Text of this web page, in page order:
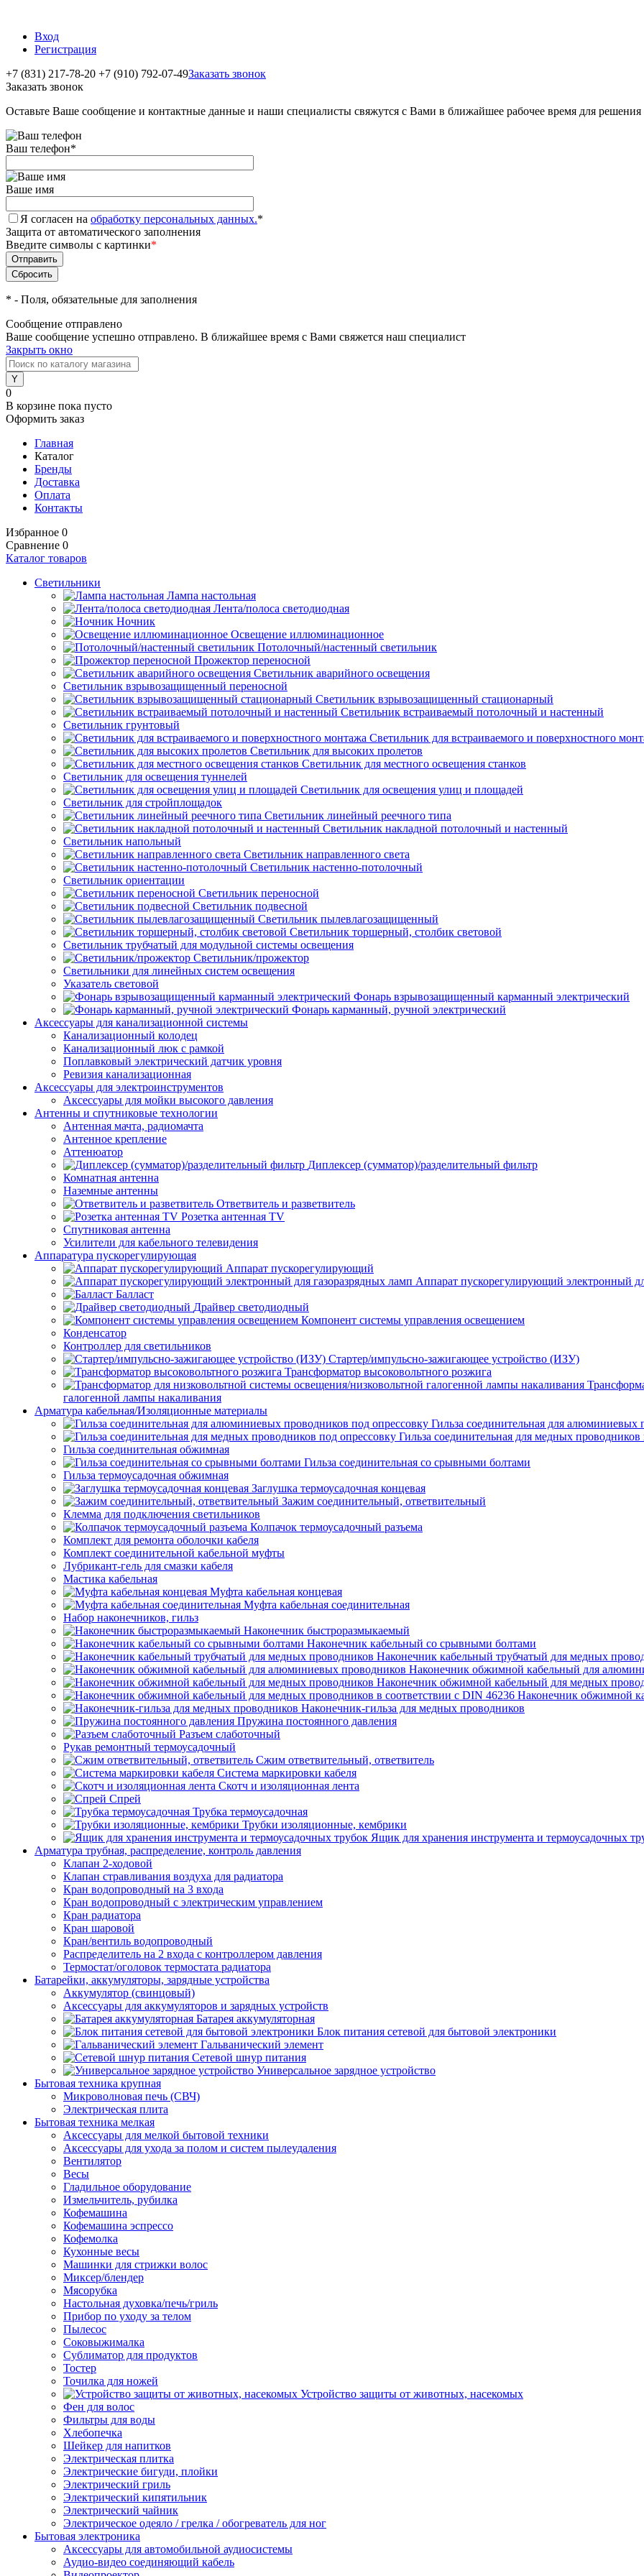
Вход
Регистрация
+7 (831) 217-78-20 +7 (910) 792-07-49Заказать звонок
Заказать звонок
Оставьте Ваше сообщение и контактные данные и наши специалисты свяжутся с Вами в ближайшее рабочее время для
Ваш телефон*
Ваше имя
Я согласен на обработку персональных данных.*
Защита от автоматического заполнения
Введите символы с картинки*
* - Поля, обязательные для заполнения
Сообщение отправлено
Ваше сообщение успешно отправлено. В ближайшее время с Вами свяжется наш специалист
Закрыть окно
0
В корзине пока пусто
Оформить заказ
Главная
Каталог
Бренды
Доставка
Оплата
Контакты
Избранное 0
Сравнение 0
Каталог товаров
Светильники
Лампа настольная
Лента/полоса светодиодная
Ночник
Освещение иллюминационное
Потолочный/настенный светильник
Прожектор переносной
Светильник аварийного освещения
Светильник взрывозащищенный переносной
Светильник взрывозащищенный стационарный
Светильник встраиваемый потолочный и настенный
Светильник грунтовый
Светильник для встраиваемого и поверхностного
Светильник для высоких пролетов
Светильник для местного освещения станков
Светильник для освещения туннелей
Светильник для освещения улиц и площадей
Светильник для стройплощадок
Светильник линейный реечного типа
Светильник накладной потолочный и настенный
Светильник напольный
Светильник направленного света
Светильник настенно-потолочный
Светильник ориентации
Светильник переносной
Светильник подвесной
Светильник пылевлагозащищенный
Светильник торшерный, столбик световой
Светильник трубчатый для модульной системы освещения
Светильник/прожектор
Светильники для линейных систем освещения
Указатель световой
Фонарь взрывозащищенный карманный электрический
Фонарь карманный, ручной электрический
Аксессуары для канализационной системы
Канализационный колодец
Канализационный люк с рамкой
Поплавковый электрический датчик уровня
Ревизия канализационная
Аксессуары для электроинструментов
Аксессуары для мойки высокого давления
Антенны и спутниковые технологии
Антенная мачта, радиомачта
Антенное крепление
Аттенюатор
Диплексер (сумматор)/разделительный фильтр
Комнатная антенна
Наземные антенны
Ответвитель и разветвитель
Розетка антенная TV
Спутниковая антенна
Усилители для кабельного телевидения
Аппаратура пускорегулирующая
Аппарат пускорегулирующий
Аппарат пускорегулирующий электронный
Балласт
Драйвер светодиодный
Компонент системы управления освещением
Конденсатор
Контроллер для светильников
Стартер/импульсно-зажигающее устройство (ИЗУ)
Трансформатор высоковольтного розжига
галогенной лампы накаливания
Арматура кабельная/Изоляционные материалы
Гильза соединительная для алюминиевых
Гильза соединительная для медных проводников
Гильза соединительная обжимная
Гильза соединительная со срывными болтами
Гильза термоусадочная обжимная
Заглушка термоусадочная концевая
Зажим соединительный, ответвительный
Клемма для подключения светильников
Колпачок термоусадочный разъема
Комплект для ремонта оболочки кабеля
Комплект соединительной кабельной муфты
Лубрикант-гель для смазки кабеля
Мастика кабельная
Муфта кабельная концевая
Муфта кабельная соединительная
Набор наконечников, гильз
Наконечник быстроразмыкаемый
Наконечник кабельный со срывными болтами
Наконечник кабельный трубчатый для медных
Наконечник обжимной кабельный для
Наконечник обжимной кабельный для медных
Наконечник обжимной
Наконечник-гильза для медных проводников
Пружина постоянного давления
Разъем слаботочный
Рукав ремонтный термоусадочный
Сжим ответвительный, ответвитель
Система маркировки кабеля
Скотч и изоляционная лента
Спрей
Трубка термоусадочная
Трубки изоляционные, кембрики
Ящик для хранения инструмента и термоусадочных
Арматура трубная, распределение, контроль давления
Клапан 2-ходовой
Клапан стравливания воздуха для радиатора
Кран водопроводный на 3 входа
Кран водопроводный с электрическим управлением
Кран радиатора
Кран шаровой
Кран/вентиль водопроводный
Распределитель на 2 входа с контроллером давления
Термостат/оголовок термостата радиатора
Батарейки, аккумуляторы, зарядные устройства
Аккумулятор (свинцовый)
Аксессуары для аккумуляторов и зарядных устройств
Батарея аккумуляторная
Блок питания сетевой для бытовой электроники
Гальванический элемент
Сетевой шнур питания
Универсальное зарядное устройство
Бытовая техника крупная
Микроволновая печь (СВЧ)
Электрическая плита
Бытовая техника мелкая
Аксессуары для мелкой бытовой техники
Аксессуары для ухода за полом и систем пылеудаления
Вентилятор
Весы
Гладильное оборудование
Измельчитель, рубилка
Кофемашина
Кофемашина эспрессо
Кофемолка
Кухонные весы
Машинки для стрижки волос
Миксер/блендер
Мясорубка
Настольная духовка/печь/гриль
Прибор по уходу за телом
Пылесос
Соковыжималка
Сублиматор для продуктов
Тостер
Точилка для ножей
Устройство защиты от животных, насекомых
Фен для волос
Фильтры для воды
Хлебопечка
Шейкер для напитков
Электрическая плитка
Электрические бигуди, плойки
Электрический гриль
Электрический кипятильник
Электрический чайник
Электрическое одеяло / грелка / обогреватель для ног
Бытовая электроника
Аксессуары для автомобильной аудиосистемы
Аудио-видео соединяющий кабель